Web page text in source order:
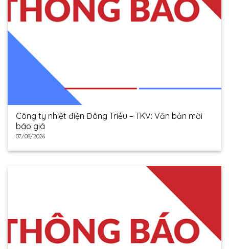
Công ty nhiệt điện Đông Triều – TKV: Văn bản mời
báo giá
07/08/2026